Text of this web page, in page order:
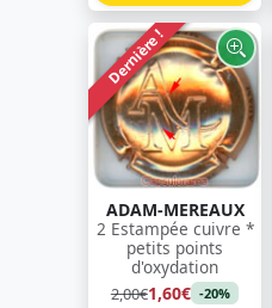
Dernière !
ADAM-MEREAUX
2 Estampée cuivre *
petits points
d'oxydation
2,00€1,60€ -20%